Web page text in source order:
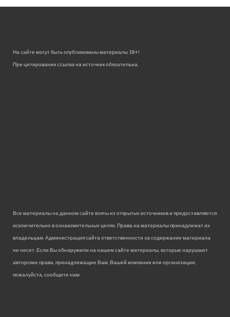
На сайте могут быть опубликованы материалы 18+!
При цитировании ссылка на источник обязательна.
Все материалы на данном сайте взяты из открытых источников и предоставляются
исключительно в ознакомительных целях. Права на материалы принадлежат их
владельцам. Администрация сайта ответственности за содержание материала
не несет. Если Вы обнаружили на нашем сайте материалы, которые нарушают
авторские права, принадлежащие Вам, Вашей компании или организации,
пожалуйста, сообщите нам.